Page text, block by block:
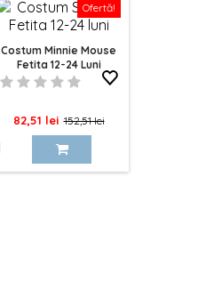
Ofertă!
Costum Minnie Mouse
Fetita 12-24 Luni
Pret
82,51 lei Pret
de
baza
152,51 lei